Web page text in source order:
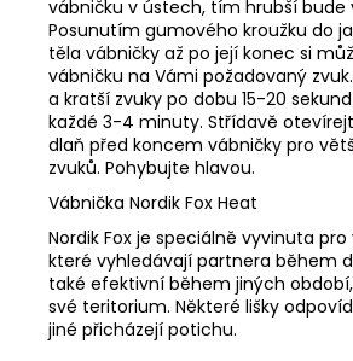
vábničku v ústech, tím hrubší bude
Posunutím gumového kroužku do
těla vábničky až po její konec si
vábničku na Vámi požadovaný
a kratší zvuky po dobu 15-20
každé 3-4 minuty. Střídavě
dlaň před koncem vábničky pro
zvuků. Pohybujte hlavou.
Vábnička Nordik Fox Heat
Nordik Fox je speciálně vyvinuta pro
které vyhledávají partnera během
také efektivní během jiných
své teritorium. Některé lišky
jiné přicházejí potichu.